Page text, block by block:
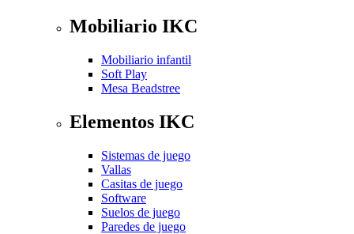
Mobiliario IKC
Mobiliario infantil
Soft Play
Mesa Beadstree
Elementos IKC
Sistemas de juego
Vallas
Casitas de juego
Software
Suelos de juego
Paredes de juego